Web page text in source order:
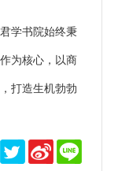
学书院始终秉
为核心，以商
打造生机勃勃